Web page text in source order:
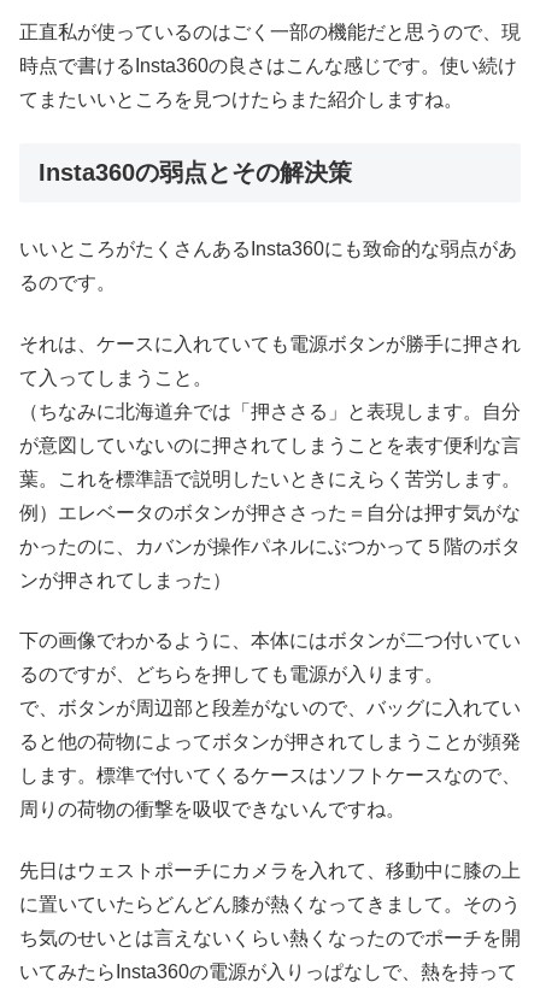
正直私が使っているのはごく一部の機能だと思うので、現
時点で書けるInsta360の良さはこんな感じです。使い続け
てまたいいところを見つけたらまた紹介しますね。
Insta360の弱点とその解決策
いいところがたくさんあるInsta360にも致命的な弱点があ
るのです。
それは、ケースに入れていても電源ボタンが勝手に押され
て入ってしまうこと。
（ちなみに北海道弁では「押ささる」と表現します。自分
が意図していないのに押されてしまうことを表す便利な言
葉。これを標準語で説明したいときにえらく苦労します。
例）エレベータのボタンが押ささった＝自分は押す気がな
かったのに、カバンが操作パネルにぶつかって５階のボタ
ンが押されてしまった）
下の画像でわかるように、本体にはボタンが二つ付いてい
るのですが、どちらを押しても電源が入ります。
で、ボタンが周辺部と段差がないので、バッグに入れてい
ると他の荷物によってボタンが押されてしまうことが頻発
します。標準で付いてくるケースはソフトケースなので、
周りの荷物の衝撃を吸収できないんですね。
先日はウェストポーチにカメラを入れて、移動中に膝の上
に置いていたらどんどん膝が熱くなってきまして。そのう
ち気のせいとは言えないくらい熱くなったのでポーチを開
いてみたらInsta360の電源が入りっぱなしで、熱を持って